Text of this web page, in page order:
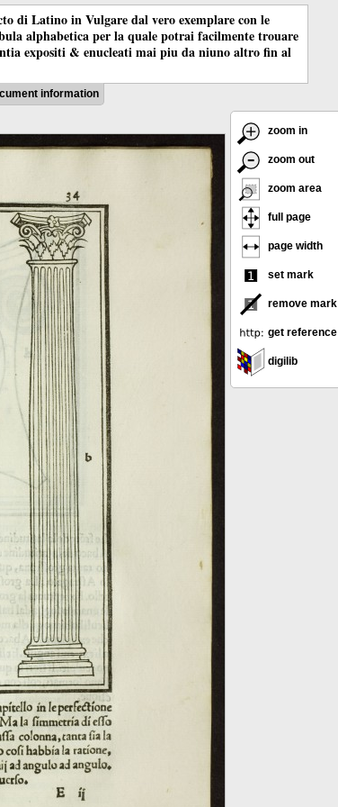
di Latino in Vulgare dal vero exemplare con le
alphabetica per la quale potrai facilmente trouare
expositi & enucleati mai piu da niuno altro fin al
information
zoom in
zoom out
zoom area
full page
page width
set mark
remove mark
get reference
digilib